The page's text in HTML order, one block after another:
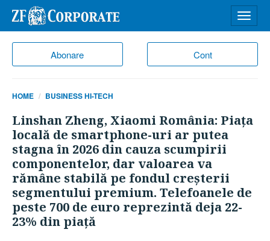
Abonare Cont
meniu
HOME BUSINESS HI-TECH
Linshan Zheng, Xiaomi România: Piaţa
locală de smartphone-uri ar putea
stagna în 2026 din cauza scumpirii
componentelor, dar valoarea va
rămâne stabilă pe fondul creşterii
segmentului premium. Telefoanele de
peste 700 de euro reprezintă deja 22-
23% din piaţă